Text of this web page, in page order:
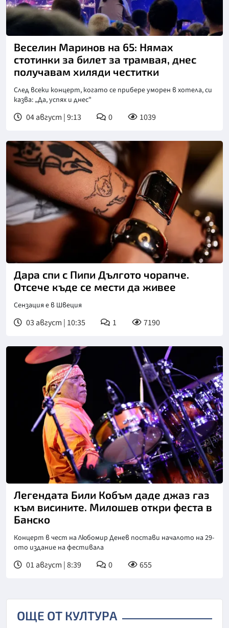
Снимка: БТА
Веселин Маринов на 65: Нямах
стотинки за билет за трамвая, днес
получавам хиляди честитки
След всеки концерт, когато се прибере уморен в хотела, си
казва: „Да, успях и днес"
04 август | 9:13 0 1039
Дара спи с Пипи Дългото чорапче.
Отсече къде се мести да живее
Сензация е в Швеция
03 август | 10:35 1 7190
Снимка: БТА
Легендата Били Кобъм даде джаз газ
към висините. Милошев откри феста в
Банско
Концерт в чест на Любомир Денев постави началото на 29-
ото издание на фестивала
01 август | 8:39 0 655
ОЩЕ ОТ КУЛТУРА